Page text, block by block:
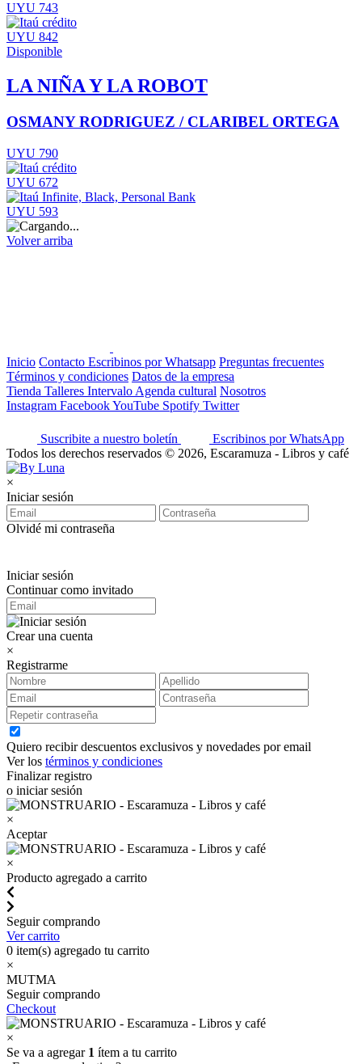
UYU 743
UYU 842
Disponible
LA NIÑA Y LA ROBOT
OSMANY RODRIGUEZ / CLARIBEL ORTEGA
UYU 790
UYU 672
UYU 593
Volver arriba
Inicio Contacto Escribinos por Whatsapp Preguntas frecuentes
Términos y condiciones Datos de la empresa
Tienda Talleres Intervalo Agenda cultural Nosotros
Instagram FacebookYouTube Spotify Twitter
Suscribite a nuestro boletín
Escribinos por WhatsApp
Todos los derechos reservados © 2026, Escaramuza - Libros y café
×
Iniciar sesión
Olvidé mi contraseña
Iniciar sesión
Continuar como invitado
Crear una cuenta
×
Registrarme
Quiero recibir descuentos exclusivos y novedades por email
Ver los términos y condiciones
Finalizar registro
o iniciar sesión
×
Aceptar
×
Producto agregado a carrito
Seguir comprando
Ver carrito
0 item(s) agregado tu carrito
×
MUTMA
Seguir comprando
Checkout
×
Se va a agregar 1 ítem a tu carrito